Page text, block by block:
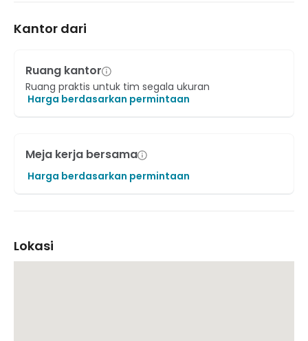
Kantor dari
Ruang kantor
Ruang praktis untuk tim segala ukuran
Harga berdasarkan permintaan
Meja kerja bersama
Harga berdasarkan permintaan
Lokasi